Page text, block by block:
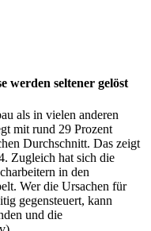
werden seltener gelöst
als in vielen anderen
mit rund 29 Prozent
Durchschnitt. Das zeigt
Zugleich hat sich die
in den
Wer die Ursachen für
gegensteuert, kann
und die